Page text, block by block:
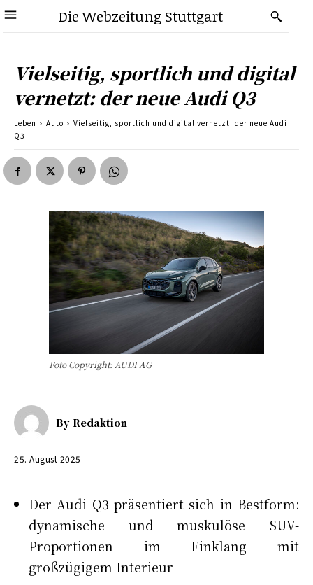
Die Webzeitung Stuttgart
Vielseitig, sportlich und digital
vernetzt: der neue Audi Q3
Leben Auto
Vielseitig, sportlich und digital vernetzt: der neue Audi
Q3
Foto Copyright: AUDI AG
By Redaktion
25. August 2025
Der Audi Q3 präsentiert sich in Bestform:
dynamische und muskulöse SUV-
Proportionen im Einklang mit
großzügigem Interieur